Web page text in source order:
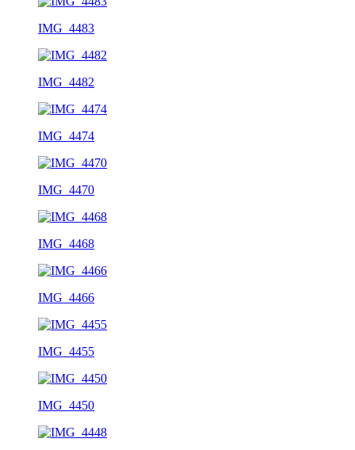
IMG_4483
IMG_4482
IMG_4474
IMG_4470
IMG_4468
IMG_4466
IMG_4455
IMG_4450